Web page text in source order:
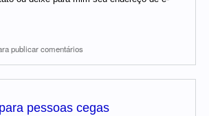
publicar comentários
pessoas cegas